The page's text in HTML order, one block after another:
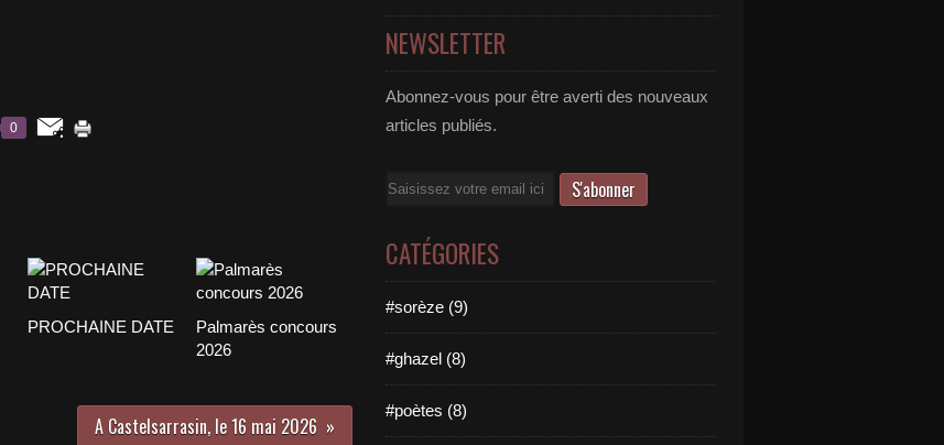
0
PROCHAINE DATE
Palmarès concours
2026
A Castelsarrasin, le 16 mai 2026
NEWSLETTER
Abonnez-vous pour être averti des nouveaux
articles publiés.
Email
CATÉGORIES
#sorèze (9)
#ghazel (8)
#poètes (8)